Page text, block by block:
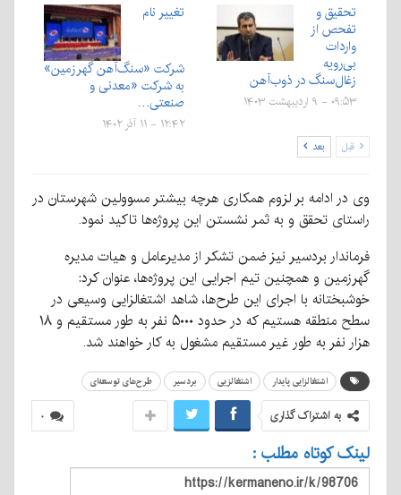
تحقیق و
تفحص از
واردات
بی‌رویه
زغال‌سنگ در ذوب‌آهن
۰۹:۵۳ - ۹ اردیبهشت ۱۴۰۳
تغییر نام
شرکت «سنگ‌آهن گهرزمین»
به شرکت «معدنی و
صنعتی…
۱۲:۴۲ - ۱۱ آذر ۱۴۰۲
قبل بعد
وی در ادامه بر لزوم همکاری هرچه بیشتر مسوولین شهرستان در
راستای تحقق و به ثمر نشستن این پروژه‌ها تاکید نمود.
فرماندار بردسیر نیز ضمن تشکر از مدیرعامل و هیات مدیره
گهرزمین و همچنین تیم اجرایی این پروژه‌ها، عنوان کرد:
خوشبختانه با اجرای این طرح‌ها، شاهد اشتغالزایی وسیعی در
سطح منطقه هستیم که در حدود ۵۰۰۰ نفر به طور مستقیم و ۱۸
هزار نفر به طور غیر مستقیم مشغول به کار خواهند شد.
اشتغالزایی پایدار اشتغالزیی بردسیر طرح‌های توسعه‌ای
۰ به اشتراک گذاری
لینک کوتاه مطلب :